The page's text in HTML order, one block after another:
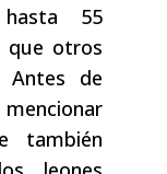
55
que otros
Antes de
también